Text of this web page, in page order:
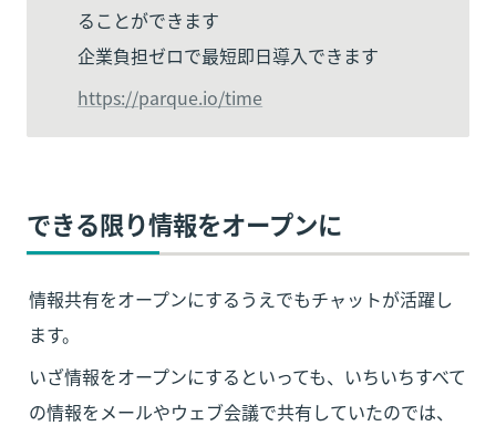
ることができます
企業負担ゼロで最短即日導入できます
https://parque.io/time
できる限り情報をオープンに
情報共有をオープンにするうえでもチャットが活躍し
ます。
いざ情報をオープンにするといっても、いちいちすべて
の情報をメールやウェブ会議で共有していたのでは、